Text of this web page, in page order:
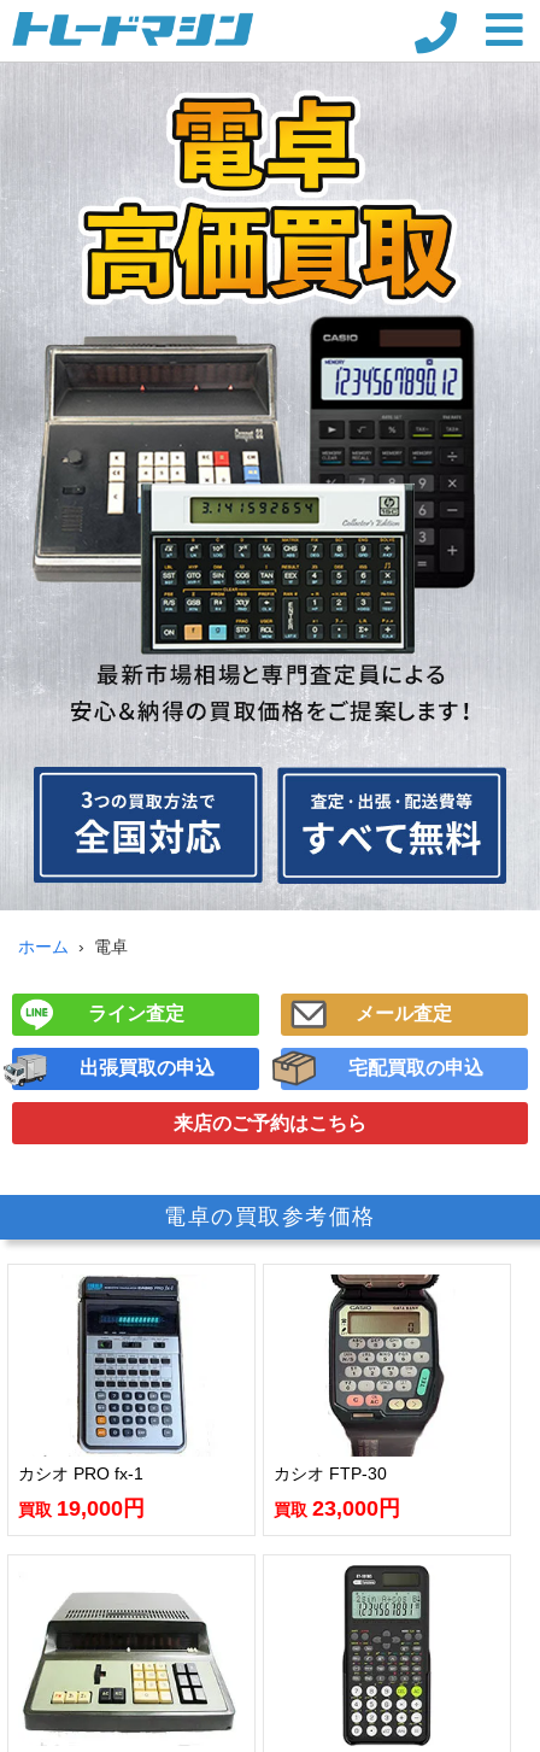
ホーム 電卓
ライン査定 メール査定
出張買取の申込 宅配買取の申込
来店のご予約はこちら
電卓の買取参考価格
カシオ PRO fx-1
買取 19,000円
カシオ FTP-30
買取 23,000円